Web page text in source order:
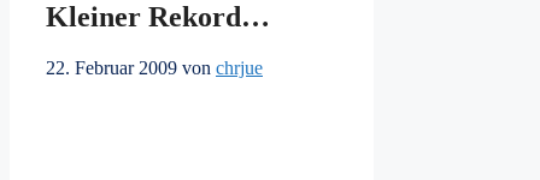
Kleiner Rekord…
22. Februar 2009 von chrjue